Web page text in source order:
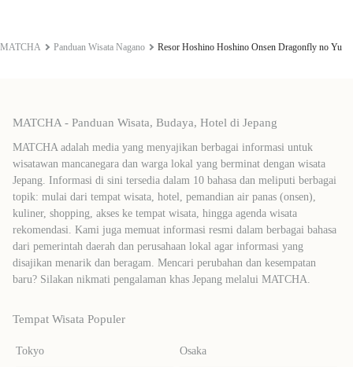
MATCHA Panduan Wisata Nagano Resor Hoshino Hoshino Onsen Dragonfly no Yu
MATCHA - Panduan Wisata, Budaya, Hotel di Jepang
MATCHA adalah media yang menyajikan berbagai informasi untuk
wisatawan mancanegara dan warga lokal yang berminat dengan wisata
Jepang. Informasi di sini tersedia dalam 10 bahasa dan meliputi berbagai
topik: mulai dari tempat wisata, hotel, pemandian air panas (onsen),
kuliner, shopping, akses ke tempat wisata, hingga agenda wisata
rekomendasi. Kami juga memuat informasi resmi dalam berbagai bahasa
dari pemerintah daerah dan perusahaan lokal agar informasi yang
disajikan menarik dan beragam. Mencari perubahan dan kesempatan
baru? Silakan nikmati pengalaman khas Jepang melalui MATCHA.
Tempat Wisata Populer
Tokyo Osaka